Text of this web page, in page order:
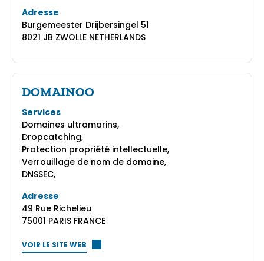
Adresse
Burgemeester Drijbersingel 51
8021 JB ZWOLLE NETHERLANDS
DOMAINOO
Services
Domaines ultramarins,
Dropcatching,
Protection propriété intellectuelle,
Verrouillage de nom de domaine,
DNSSEC,
Adresse
49 Rue Richelieu
75001 PARIS FRANCE
VOIR LE SITE WEB